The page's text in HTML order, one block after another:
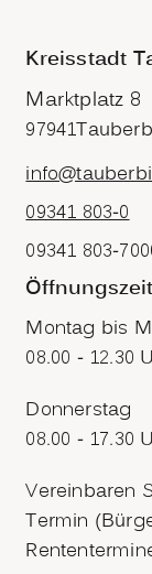
Kreisstadt
Marktplatz 8
97941
09341 803-0
09341 803-
Montag bis
08.00 - 12.30
Donnerstag
08.00 - 17.30
Vereinbaren
Termin